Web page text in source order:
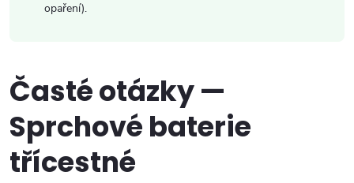
opaření).
Časté otázky —
Sprchové baterie
třícestné